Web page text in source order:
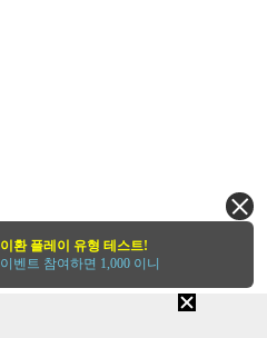
이환 플레이 유형 테스트!
이벤트 참여하면 1,000 이니